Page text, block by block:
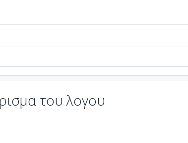
του λογου